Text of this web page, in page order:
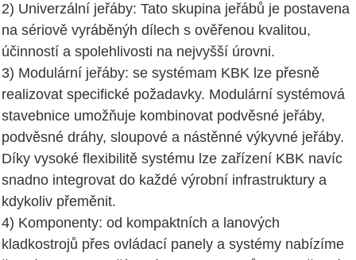
2) Univerzální jeřáby: Tato skupina jeřábů je postavena
na sériově vyráběnýh dílech s ověřenou kvalitou,
účinností a spolehlivosti na nejvyšší úrovni.
3) Modulární jeřáby: se systémam KBK lze přesně
realizovat specifické požadavky. Modulární systémová
stavebnice umožňuje kombinovat podvěsné jeřáby,
podvěsné dráhy, sloupové a nástěnné výkyvné jeřáby.
Díky vysoké flexibilitě systému lze zařízení KBK navíc
snadno integrovat do každé výrobní infrastruktury a
kdykoliv přeměnit.
4) Komponenty: od kompaktních a lanových
kladkostrojů přes ovládací panely a systémy nabízíme